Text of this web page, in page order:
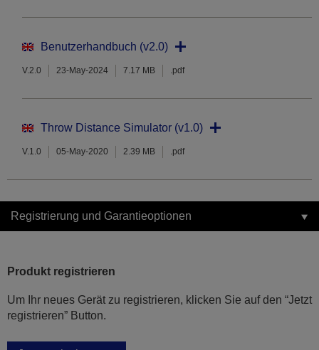
Benutzerhandbuch (v2.0)
V.2.0 23-May-2024 7.17 MB .pdf
Throw Distance Simulator (v1.0)
V.1.0 05-May-2020 2.39 MB .pdf
Registrierung und Garantieoptionen
Produkt registrieren
Um Ihr neues Gerät zu registrieren, klicken Sie auf den “Jetzt
registrieren” Button.